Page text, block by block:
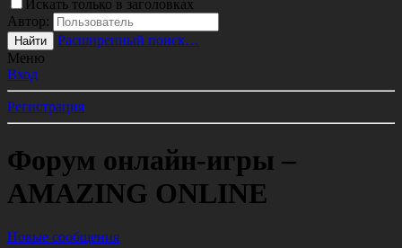
Искать только в заголовках
Автор:
Найти
Расширенный поиск…
Меню
Вход
Регистрация
Форум онлайн-игры –
AMAZING ONLINE
Новые сообщения